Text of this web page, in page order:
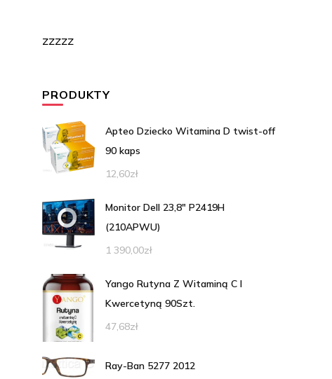
zzzzz
PRODUKTY
Apteo Dziecko Witamina D twist-off
90 kaps
12,60zł
Monitor Dell 23,8" P2419H
(210APWU)
1 390,00zł
Yango Rutyna Z Witaminą C I
Kwercetyną 90Szt.
47,68zł
Ray-Ban 5277 2012